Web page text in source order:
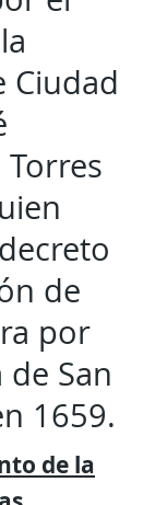
Ciudad
de
por
de San
1659.
de la